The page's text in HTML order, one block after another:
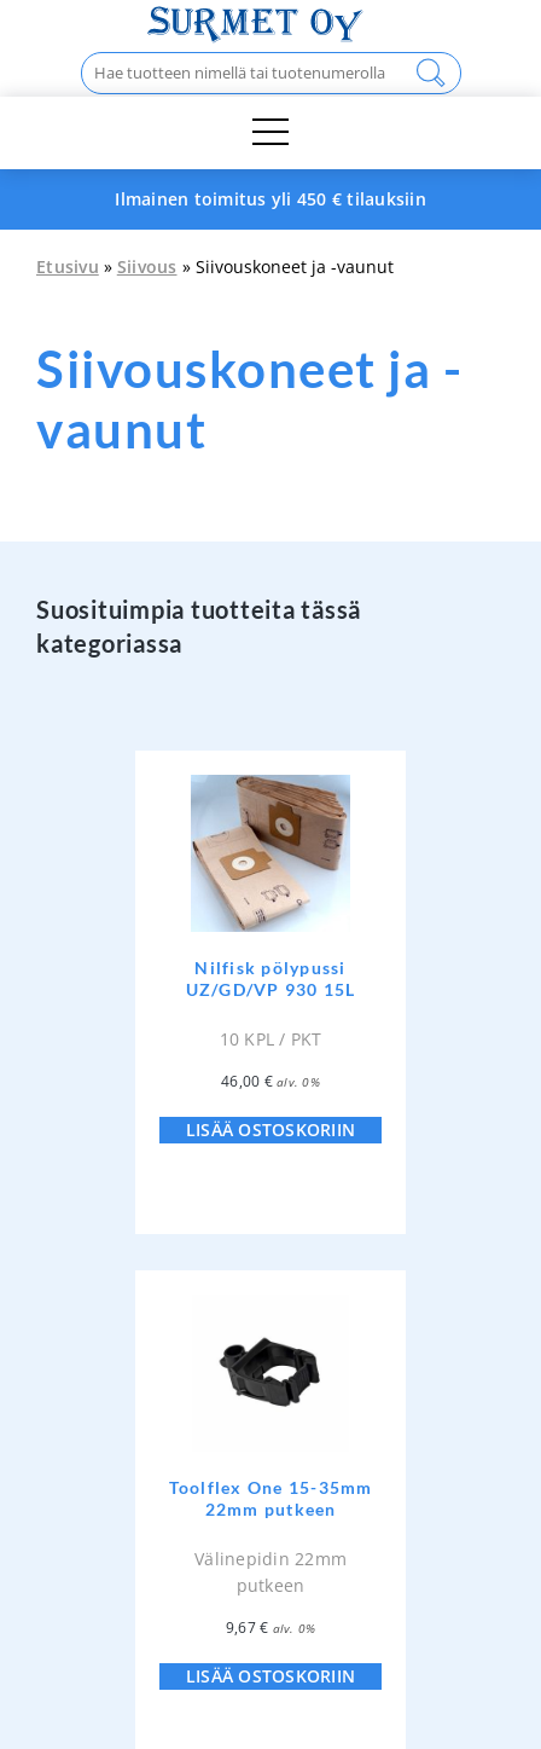
Haku:
Ilmainen toimitus yli 450 € tilauksiin
Etusivu » Siivous » Siivouskoneet ja -vaunut
Siivouskoneet ja -
vaunut
Suosituimpia tuotteita tässä
kategoriassa
Nilfisk pölypussi
UZ/GD/VP 930 15L
10 KPL / PKT
46,00 € alv. 0%
LISÄÄ OSTOSKORIIN
Toolflex One 15-35mm
22mm putkeen
Välinepidin 22mm
putkeen
9,67€ alv. 0%
LISÄÄ OSTOSKORIIN